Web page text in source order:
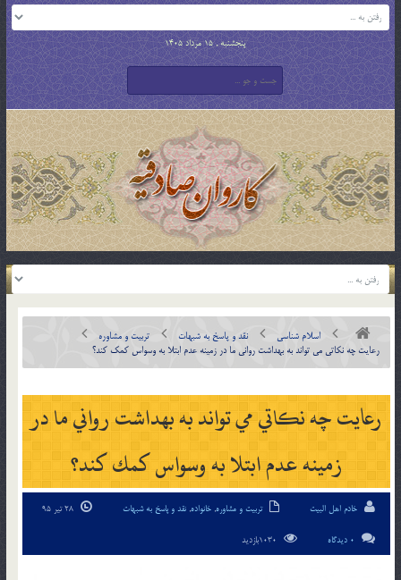
پنجشنبه , 15 مرداد 1405
اسلام شناسی نقد و پاسخ به شبهات
تربیت و مشاوره
رعايت چه نكاتي مي تواند به بهداشت رواني ما در زمينه عدم ابتلا به وسواس كمك كند؟
رعايت چه نكاتي مي تواند به بهداشت رواني ما در
زمينه عدم ابتلا به وسواس كمك كند؟
خادم اهل البیت تربیت و مشاوره, خانواده, نقد و پاسخ به شبهات
0 دیدگاه